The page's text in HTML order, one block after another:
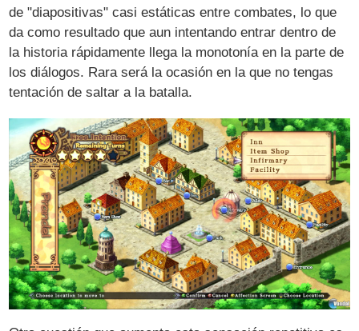
de "diapositivas" casi estáticas entre combates, lo que
da como resultado que aun intentando entrar dentro de
la historia rápidamente llega la monotonía en la parte de
los diálogos. Rara será la ocasión en la que no tengas
tentación de saltar a la batalla.